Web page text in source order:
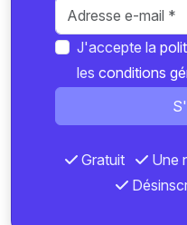
J'accepte la
les conditions
Gratuit
Une